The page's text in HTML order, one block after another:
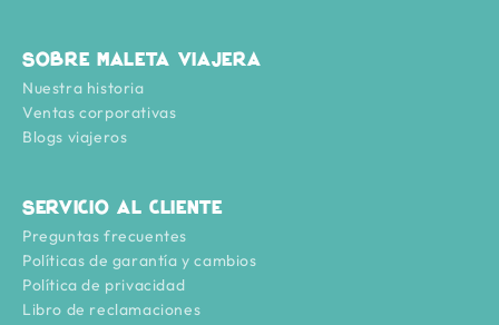
Sobre Maleta Viajera
Nuestra historia
Ventas corporativas
Blogs viajeros
Servicio al cliente
Preguntas frecuentes
Políticas de garantía y cambios
Política de privacidad
Libro de reclamaciones